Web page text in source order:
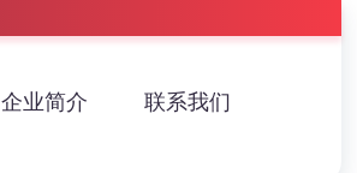
企业简介 联系我们